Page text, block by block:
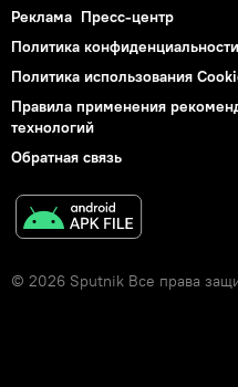
Реклама Пресс-центр
Политика конфиденциальности
Политика использования
Правила применения
технологий
Обратная связь
© 2026 Sputnik Все права